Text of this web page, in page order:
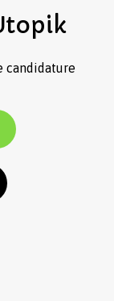
candidature